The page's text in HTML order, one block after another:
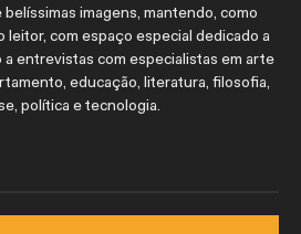
imagens, mantendo, como
leitor, com espaço especial dedicado a
a entrevistas com especialistas em arte
educação, literatura, filosofia,
política e tecnologia.